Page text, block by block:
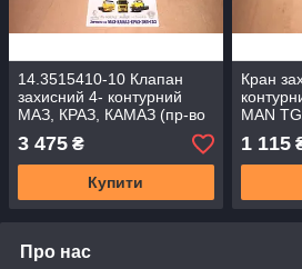
14.3515410-10 Клапан
захисний 4- контурний
МАЗ, КРАЗ, КАМАЗ (пр-во
ПААЗ)
3 475 ₴
Купити
Кран
MAN
1 115
Про нас